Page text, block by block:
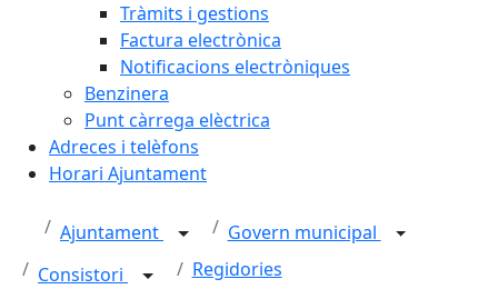
Tràmits i gestions
Factura electrònica
Notificacions electròniques
Benzinera
Punt càrrega elèctrica
Adreces i telèfons
Horari Ajuntament
Ajuntament
Govern municipal
Consistori
Regidories